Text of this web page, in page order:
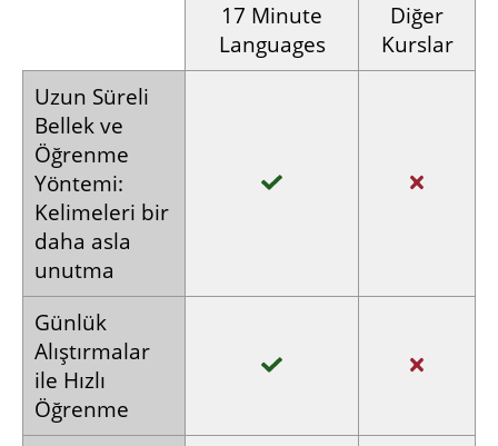
17 Minute
Languages
Diğer
Kurslar
Uzun Süreli
Bellek ve
Öğrenme
Yöntemi:
Kelimeleri bir
daha asla
unutma
Günlük
Alıştırmalar
ile Hızlı
Öğrenme